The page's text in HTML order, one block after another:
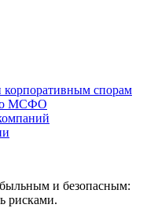
корпоративным спорам
МСФО
и безопасным:
рисками.